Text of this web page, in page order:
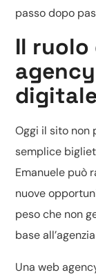
passo dopo
Il ruolo
Oggi il sito non
semplice
Emanuele può
nuove
peso che non
base
Una web